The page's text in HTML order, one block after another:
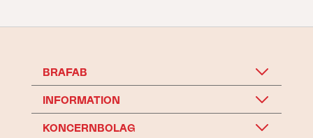
BRAFAB
INFORMATION
KONCERNBOLAG